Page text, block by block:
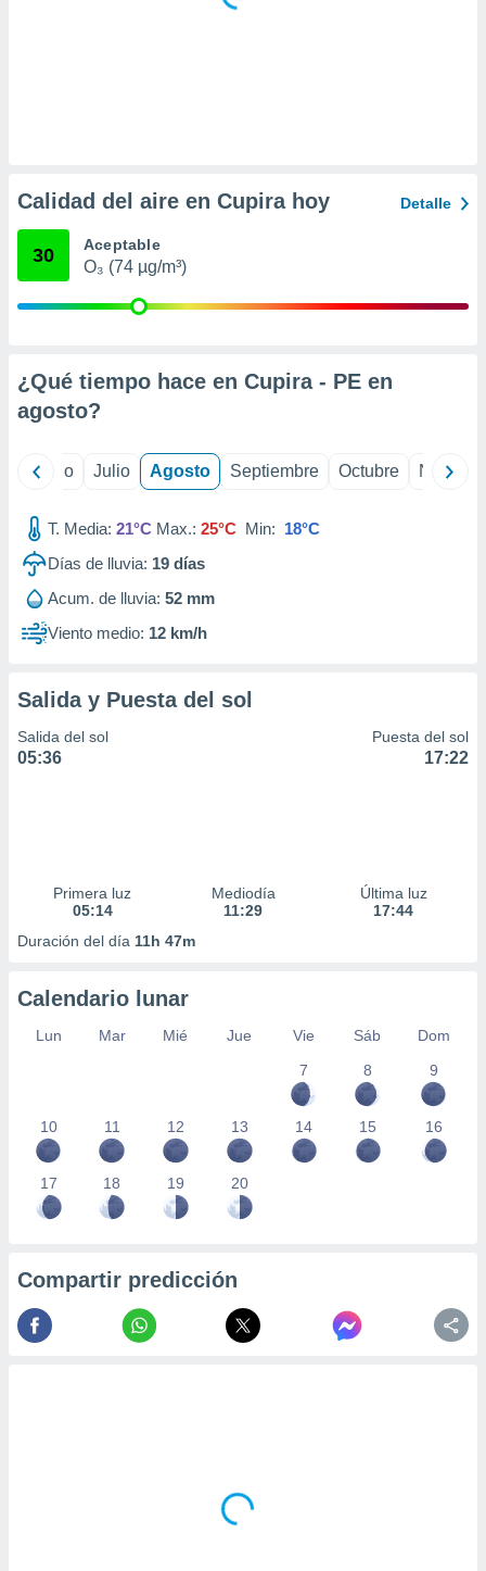
la
de la
el
del
de
de
uso de
mediante
publicidad
publicidad
de
Calidad del aire en Cupira hoy Detalle
30 Aceptable
O₃ (74 µg/m³)
¿Qué tiempo hace en Cupira - PE en
agosto?
Junio Julio Agosto Septiembre Octubre
T. Media: 21°C Max.: 25°C Min: 18°C
Días de lluvia: 19 días
Acum. de lluvia: 52 mm
Viento medio: 12 km/h
Salida y Puesta del sol
Salida del sol
05:36
Puesta del sol
17:22
Primera luz
05:14
Mediodía
11:29
Última luz
17:44
Duración del día 11h 47m
Calendario lunar
Lun Mar Mié Jue Vie Sáb
Dom
7
8 9
10 11 12 13 14 15 16
17 18 19 20
Compartir predicción